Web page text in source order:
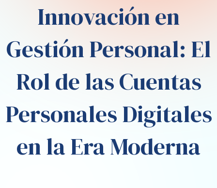
Innovación en
Gestión Personal: El
Rol de las Cuentas
Personales Digitales
en la Era Moderna